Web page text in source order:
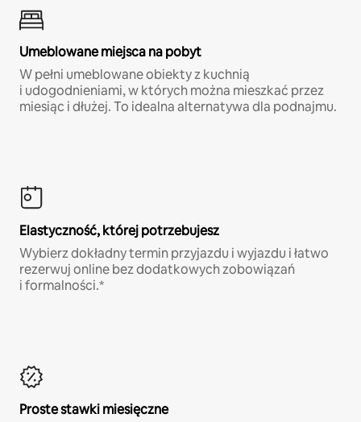
Umeblowane miejsca na pobyt
W pełni umeblowane obiekty z kuchnią
i udogodnieniami, w których można mieszkać przez
miesiąc i dłużej. To idealna alternatywa dla podnajmu.
Elastyczność, której potrzebujesz
Wybierz dokładny termin przyjazdu i wyjazdu i łatwo
rezerwuj online bez dodatkowych zobowiązań
i formalności.*
Proste stawki miesięczne